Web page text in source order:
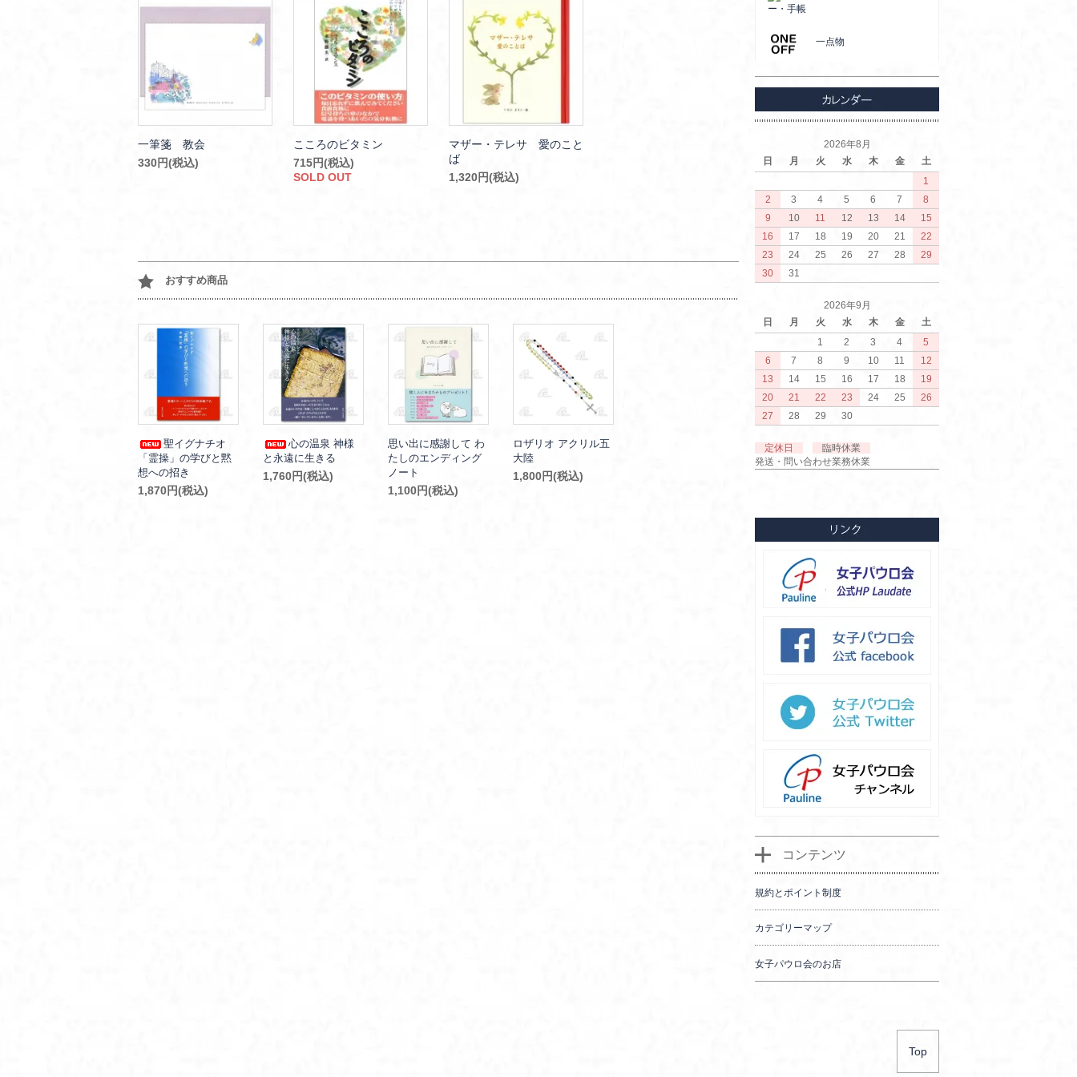
一筆箋 教会
330円(税込)
こころのビタミン
715円(税込)
SOLD OUT
マザー・テレサ 愛のこと
ば
1,320円(税込)
おすすめ商品
聖イグナチオ
「霊操」の学びと黙
想への招き
1,870円(税込)
心の温泉 神様
と永遠に生きる
1,760円(税込)
思い出に感謝して わ
たしのエンディング
ノート
1,100円(税込)
ロザリオ アクリル五
大陸
1,800円(税込)
ー・手帳
一点物
2026年8月
日
月 火 水 木 金
土
1
2
3 4 5 6 7
8
9
10 11 12 13 14
15
16
17 18 19 20 21
22
23
24 25 26 27 28
29
30
31
2026年9月
日
月 火 水 木 金
土
1
2 3 4
5
6
7 8 9 10 11
12
13
14 15 16 17 18
19
20
21 22 23 24 25
26
27
28 29 30
定休日
臨時休業
発送・問い合わせ業務休業
コンテンツ
規約とポイント制度
カテゴリーマップ
女子パウロ会のお店
Top